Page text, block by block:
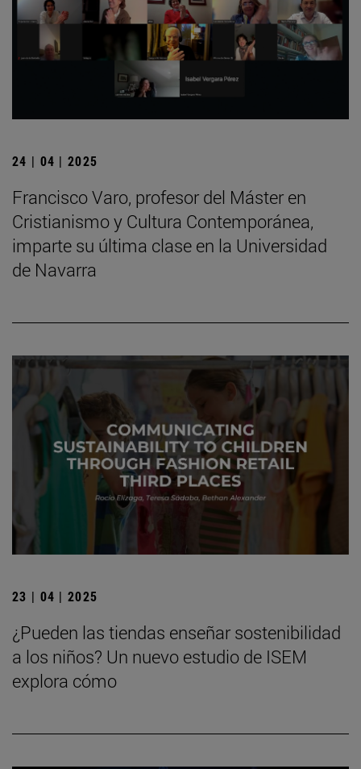
24 | 04 | 2025
Francisco Varo, profesor del Máster en
Cristianismo y Cultura Contemporánea,
imparte su última clase en la Universidad
de Navarra
23 | 04 | 2025
¿Pueden las tiendas enseñar sostenibilidad
a los niños? Un nuevo estudio de ISEM
explora cómo